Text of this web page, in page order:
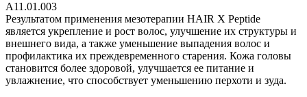
А11.01.003
Результатом применения мезотерапии HAIR X Peptide
является укрепление и рост волос, улучшение их структуры и
внешнего вида, а также уменьшение выпадения волос и
профилактика их преждевременного старения. Кожа головы
становится более здоровой, улучшается ее питание и
увлажнение, что способствует уменьшению перхоти и зуда.